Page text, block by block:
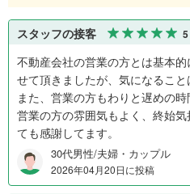
スタッフの接客 5
不動産会社の営業の方とは基本
せて頂きましたが、気になること
また、営業の方もわりと遅めの
営業の方の雰囲気もよく、終始
ても感謝してます。
30代男性/夫婦・カップル
2026年04月20日に投稿